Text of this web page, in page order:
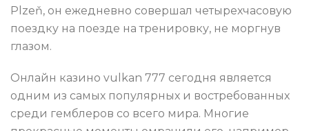
Plzeň, он ежедневно совершал четырехчасовую
поездку на поезде на тренировку, не моргнув
глазом.
Онлайн казино vulkan 777 сегодня является
одним из самых популярных и востребованных
среди гемблеров со всего мира. Многие